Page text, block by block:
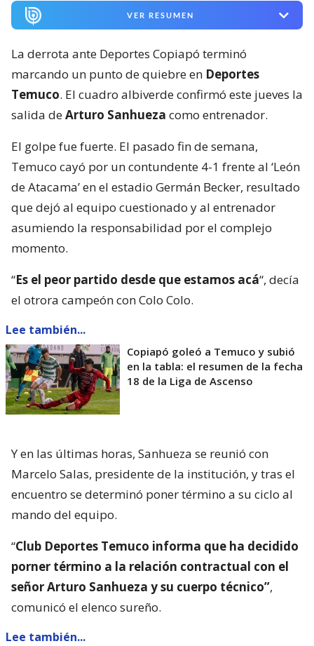
VER RESUMEN
La derrota ante Deportes Copiapó terminó
marcando un punto de quiebre en Deportes
Temuco. El cuadro albiverde confirmó este jueves la
salida deArturo Sanhueza como entrenador.
El golpe fue fuerte. El pasado fin de semana,
Temuco cayó por un contundente 4-1 frente al ‘León
de Atacama’ en el estadio Germán Becker, resultado
que dejó al equipo cuestionado y al entrenador
asumiendo la responsabilidad por el complejo
momento.
“Es el peor partido desde que estamos acá“, decía
el otrora campeón con Colo Colo.
Lee también...
Copiapó goleó a Temuco y subió
en la tabla: el resumen de la fecha
18 de la Liga de Ascenso
Y en las últimas horas, Sanhueza se reunió con
Marcelo Salas, presidente de la institución, y tras el
encuentro se determinó poner término a su ciclo al
mando del equipo.
“Club Deportes Temuco informa que ha decidido
porner término a la relación contractual con el
señor Arturo Sanhueza y su cuerpo técnico”,
comunicó el elenco sureño.
Lee también...